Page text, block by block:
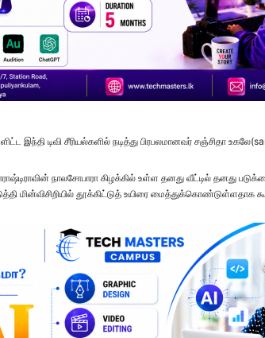
இந்தி டிவி சீரியல்களில் நடித்து பிரபலமானவர் சஞ்சிதா
நாலசோபாரா கிழக்கில் உள்ள தனது வீட்டில் தனது
மின்விசிறியில் தூக்கிட்டுத் உயிரை மைத்துக்கொண்டுள்ளதாக